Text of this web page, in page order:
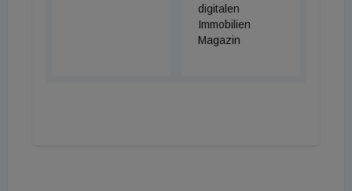
digitalen
Immobilien
Magazin